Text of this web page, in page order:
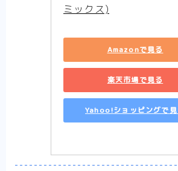
実に、少年は『逃げ』で戦う
め】
嬢！ 中身は……おじさん！【
レ感想まとめ】
【転生悪女の黒歴史】胸に刺
歴史ラブコメ【まとめ】
【婚約者は溺愛のふり】契約
【死に戻り令嬢のルチェッタ
生、最悪な婚約者とはお別れ
ミックス)
Amazonで見る
楽天市場で見る
Yahoo!ショッピングで見